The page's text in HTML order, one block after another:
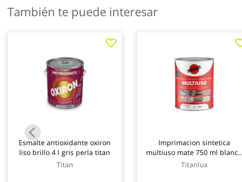
al
comienzo
También te puede interesar
Esmalte antioxidante oxiron
liso brillo 4 l gris perla titan
Titan
Imprimacion sintetica
multiuso mate 750 ml blanco
titanlux
Titanlux